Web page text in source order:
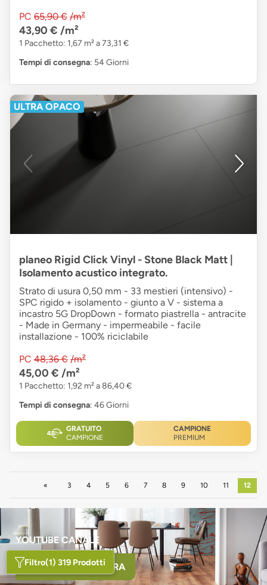
PC 65,90 € /m²
43,90 € /m²
1 Pacchetto: 1,67 m² a 73,31 €
Tempi di consegna: 54 Giorni
ULTRA OPACO
planeo Rigid Click Vinyl - Stone Black Matt |
Isolamento acustico integrato.
Strato di usura 0,50 mm - 33 mestieri (intensivo) -
SPC rigido + isolamento - giunto a V - sistema a
incastro 5G DropDown - formato piastrella - antracite
- Made in Germany - impermeabile - facile
installazione - 100% riciclabile
PC 48,36 € /m²
45,00 € /m²
1 Pacchetto: 1,92 m² a 86,40 €
Tempi di consegna: 46 Giorni
GRATUITO
CAMPIONE
CAMPIONE
PREMIUM
Precedente
3 4 5 6 7 8 9 10 11 12
YOUTUBE CANALE
GUARDA I VIDEO ORA
Filtro(1) 319 Prodotti